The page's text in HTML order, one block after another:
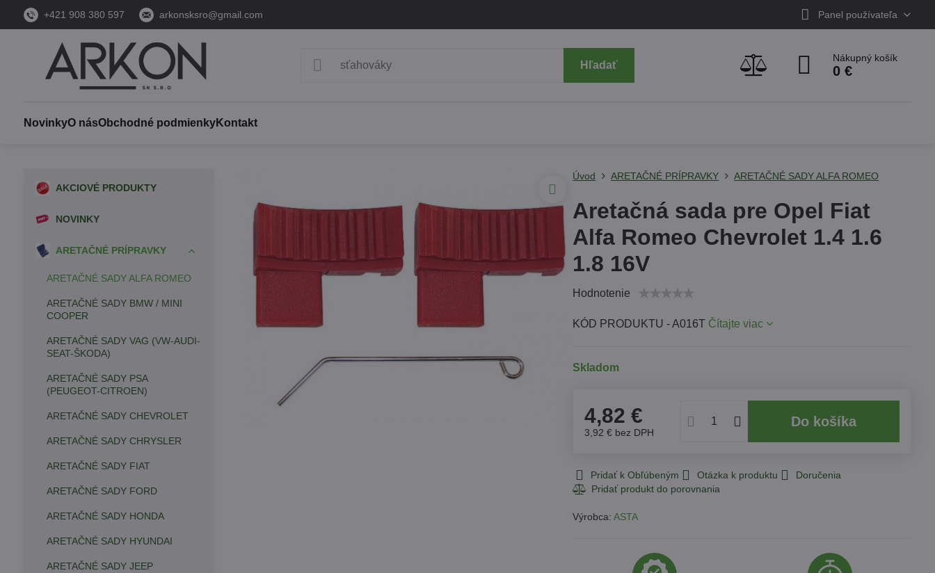
+421 908 380 597 arkonsksro@gmail.com Panel používateľa
Hľadať
Nákupný košík
0 €
NovinkyO násObchodné podmienkyKontakt
Úvod ARETAČNÉ PRÍPRAVKY ARETAČNÉ SADY ALFA ROMEO
Aretačná sada pre Opel Fiat
Alfa Romeo Chevrolet 1.4 1.6
1.8 16V
Hodnotenie
KÓD PRODUKTU - A016T Čítajte viac
Skladom
4,82 €
3,92 € bez DPH
Do košíka
Pridať k Obľúbeným Otázka k produktu Doručenia
Výrobca:ASTA
AKCIOVÉ PRODUKTY
NOVINKY
ARETAČNÉ PRÍPRAVKY
ARETAČNÉ SADY ALFA ROMEO
ARETAČNÉ SADY BMW / MINI
COOPER
ARETAČNÉ SADY VAG (VW-AUDI-
SEAT-ŠKODA)
ARETAČNÉ SADY PSA
(PEUGEOT-CITROEN)
ARETAČNÉ SADY CHEVROLET
ARETAČNÉ SADY CHRYSLER
ARETAČNÉ SADY FIAT
ARETAČNÉ SADY FORD
ARETAČNÉ SADY HONDA
ARETAČNÉ SADY HYUNDAI
ARETAČNÉ SADY JEEP